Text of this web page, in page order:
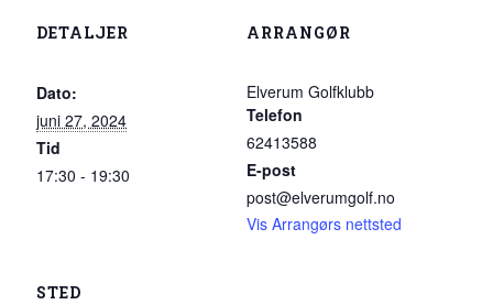
DETALJER
Dato:
juni 27, 2024
Tid
17:30 - 19:30
ARRANGØR
Elverum Golfklubb
Telefon
62413588
E-post
post@elverumgolf.no
Vis Arrangørs nettsted
STED